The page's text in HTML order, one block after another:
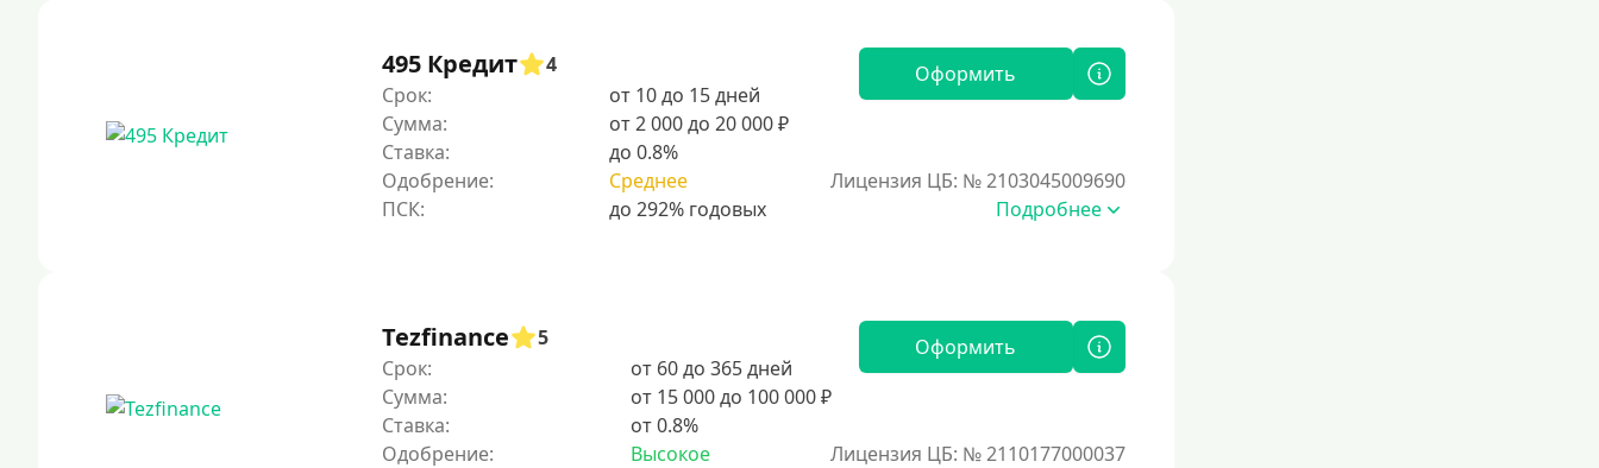
495 Кредит
4
Срок:
от 10 до 15 дней
Сумма:
от 2 000 до 20 000 ₽
Ставка:
до 0.8%
Одобрение:
Среднее
Оформить
Лицензия ЦБ: № 2103045009690
Подробнее
Tezfinance
5
Срок:
от 60 до 365 дней
Сумма:
от 15 000 до 100 000 ₽
Ставка:
от 0.8%
Одобрение:
Высокое
Оформить
Лицензия ЦБ: № 2110177000037